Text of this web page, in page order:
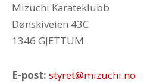
Mizuchi Karateklubb
Dønskiveien 43C
1346 GJETTUM
E-post: styret@mizuchi.no